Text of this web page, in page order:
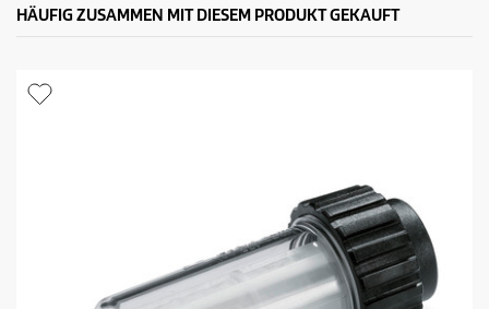
HÄUFIG ZUSAMMEN MIT DIESEM PRODUKT GEKAUFT